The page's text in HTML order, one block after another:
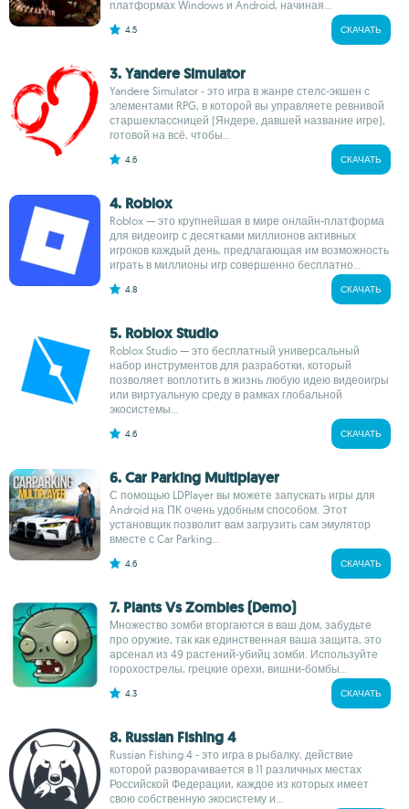
платформах Windows и Android, начиная...
4.5 СКАЧАТЬ
3. Yandere Simulator
Yandere Simulator - это игра в жанре стелс-экшен с
элементами RPG, в которой вы управляете ревнивой
старшеклассницей (Яндере, давшей название игре),
готовой на всё, чтобы...
4.6 СКАЧАТЬ
4. Roblox
Roblox — это крупнейшая в мире онлайн-платформа
для видеоигр с десятками миллионов активных
игроков каждый день, предлагающая им возможность
играть в миллионы игр совершенно бесплатно...
4.8 СКАЧАТЬ
5. Roblox Studio
Roblox Studio — это бесплатный универсальный
набор инструментов для разработки, который
позволяет воплотить в жизнь любую идею видеоигры
или виртуальную среду в рамках глобальной
экосистемы...
4.6 СКАЧАТЬ
6. Car Parking Multiplayer
С помощью LDPlayer вы можете запускать игры для
Android на ПК очень удобным способом. Этот
установщик позволит вам загрузить сам эмулятор
вместе с Car Parking...
4.6 СКАЧАТЬ
7. Plants Vs Zombies (Demo)
Множество зомби вторгаются в ваш дом, забудьте
про оружие, так как единственная ваша защита, это
арсенал из 49 растений-убийц зомби. Используйте
горохострелы, грецкие орехи, вишни-бомбы...
4.3 СКАЧАТЬ
8. Russian Fishing 4
Russian Fishing 4 - это игра в рыбалку, действие
которой разворачивается в 11 различных местах
Российской Федерации, каждое из которых имеет
свою собственную экосистему и...